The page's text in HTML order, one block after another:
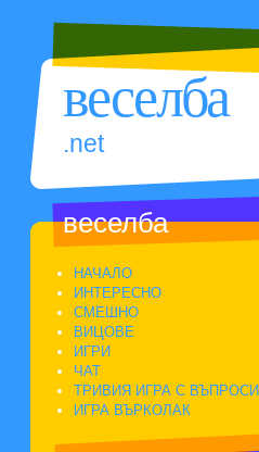
веселба
.net
веселба
НАЧАЛО
ИНТЕРЕСНО
СМЕШНО
ВИЦОВЕ
ИГРИ
ЧАТ
ТРИВИЯ ИГРА С ВЪПРОСИ
ИГРА ВЪРКОЛАК